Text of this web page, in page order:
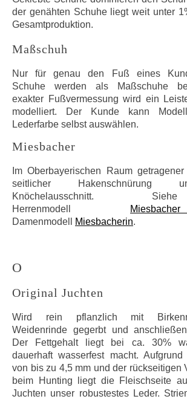
der genähten Schuhe liegt weit unter
Gesamtproduktion.
Maßschuh
Nur für genau den Fuß eines
Schuhe werden als Maßschuhe
exakter Fußvermessung wird ein
modelliert. Der Kunde kann
Lederfarbe selbst auswählen.
Miesbacher
Im Oberbayerischen Raum
seitlicher Hakenschnürung
Knöchelausschnitt.
Herrenmodell
Damenmodell
Miesbacherin.
O
Original Juchten
Wird rein pflanzlich mit
Weidenrinde gegerbt und
Der Fettgehalt liegt bei ca. 30%
dauerhaft wasserfest macht.
von bis zu 4,5 mm und der rückseitigen
beim Hunting liegt die Fleischseite
Juchten unser robustestes Leder.